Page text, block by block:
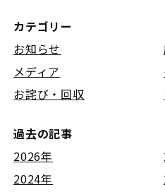
カテゴリー
お知らせ
メディア
お詫び・回収
過去の記事
2026年
2024年